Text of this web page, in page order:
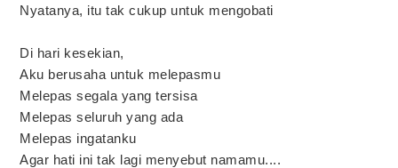
Nyatanya, itu tak cukup untuk mengobati
Di hari kesekian,
Aku berusaha untuk melepasmu
Melepas segala yang tersisa
Melepas seluruh yang ada
Melepas ingatanku
Agar hati ini tak lagi menyebut namamu....